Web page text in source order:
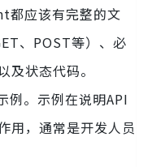
应该有完整的文
、POST等）、必
及状态代码。
例。示例在说明API
用，通常是开发人员